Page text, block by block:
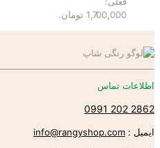
1,700,000 تومان.
اطلاعات تماس
2862 202 0991
ایمیل : info@rangyshop.com